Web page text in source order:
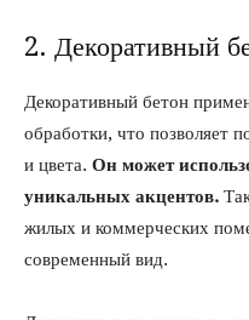
2. Декоративный
Декоративный бетон
обработки, что позволяет
и цвета. Он может
уникальных акцентов.
жилых и коммерческих
современный вид.